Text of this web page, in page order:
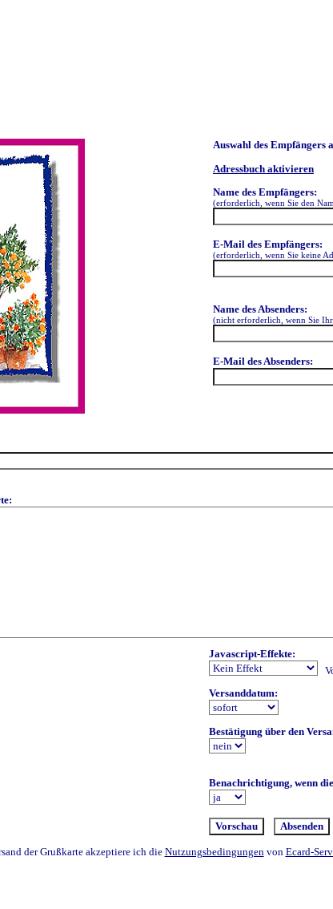
Auswahl des Empfängers
Adressbuch aktivieren
Name des Empfängers:
(erforderlich, wenn Sie den
E-Mail des Empfängers:
(erforderlich, wenn Sie keine
Name des Absenders:
(nicht erforderlich, wenn Sie
E-Mail des Absenders:
Javascript-Effekte:
Versanddatum:
Bestätigung über den
Benachrichtigung, wenn
Absenden
der Grußkarte akzeptiere ich die Nutzungsbedingungenvon Ecard-